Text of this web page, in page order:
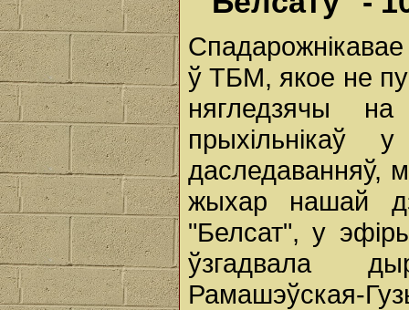
ў ТБМ, якое не
нягледзячы
прыхільнікаў
даследаванняў,
жыхар нашай
"Белсат", у
ўзгадвала
Рамашэўская-